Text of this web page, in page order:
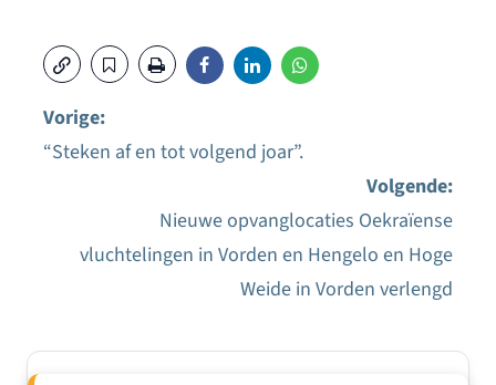
navigatie
Vorige:
“Steken af en tot volgend joar”.
Volgende:
Nieuwe opvanglocaties Oekraïense
vluchtelingen in Vorden en Hengelo en Hoge
Weide in Vorden verlengd